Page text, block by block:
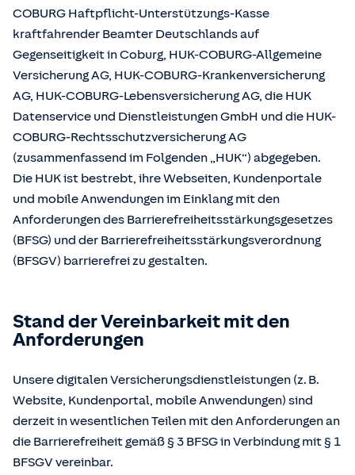
COBURG Haftpflicht-Unterstützungs-Kasse
kraftfahrender Beamter Deutschlands auf
Gegenseitigkeit in Coburg, HUK-COBURG-Allgemeine
Versicherung AG, HUK-COBURG-Krankenversicherung
AG, HUK-COBURG-Lebensversicherung AG, die HUK
Datenservice und Dienstleistungen GmbH und die HUK-
COBURG-Rechtsschutzversicherung AG
(zusammenfassend im Folgenden „HUK“) abgegeben.
Die HUK ist bestrebt, ihre Webseiten, Kundenportale
und mobile Anwendungen im Einklang mit den
Anforderungen des Barrierefreiheitsstärkungsgesetzes
(BFSG) und der Barrierefreiheitsstärkungsverordnung
(BFSGV) barrierefrei zu gestalten.
Stand der Vereinbarkeit mit den
Anforderungen
Unsere digitalen Versicherungsdienstleistungen (z. B.
Website, Kundenportal, mobile Anwendungen) sind
derzeit in wesentlichen Teilen mit den Anforderungen an
die Barrierefreiheit gemäß § 3 BFSG in Verbindung mit § 1
BFSGV vereinbar.